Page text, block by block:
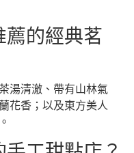
薦的經典茗
湯清澈、帶有山林氣
花香；以及東方美人